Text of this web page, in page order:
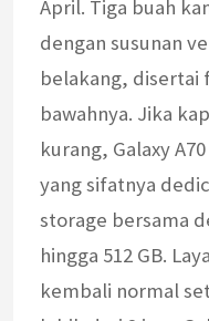
April. Tiga buah
dengan susunan
belakang, disertai
bawahnya. Jika
kurang, Galaxy
yang sifatnya
storage bersama
hingga 512 GB.
kembali normal